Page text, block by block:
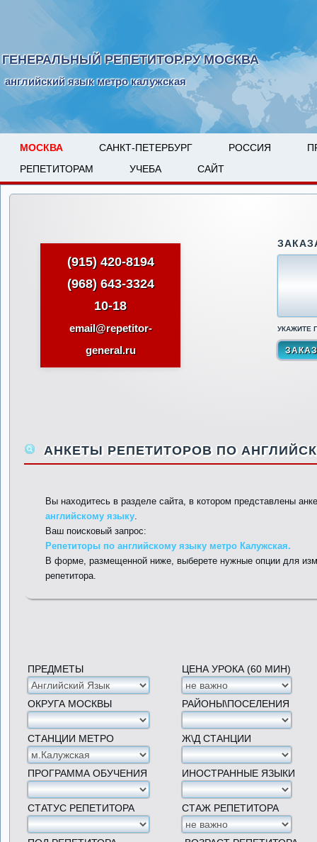
ГЕНЕРАЛЬНЫЙ РЕПЕТИТОР.РУ МОСКВА
английский язык метро калужская
МОСКВА САНКТ-ПЕТЕРБУРГ РОССИЯ
РЕПЕТИТОРАМ
УЧЕБА САЙТ
(915) 420-8194
(968) 643-3324
10-18
email@repetitor-
general.ru
УКАЖИТЕ
АНКЕТЫ РЕПЕТИТОРОВ ПО
Вы находитесь в разделе сайта, в котором представлены
английскому языку.
Ваш поисковый запрос:
Репетиторы по английскому языку метро Калужская.
В форме, размещенной ниже, выберете нужные опции для
репетитора.
ПРЕДМЕТЫ ЦЕНА УРОКА (60 МИН)
ОКРУГА МОСКВЫ РАЙОНЫ\ПОСЕЛЕНИЯ
СТАНЦИИ МЕТРО Ж\Д СТАНЦИИ
ПРОГРАММА ОБУЧЕНИЯ ИНОСТРАННЫЕ ЯЗЫКИ
СТАТУС РЕПЕТИТОРА СТАЖ РЕПЕТИТОРА